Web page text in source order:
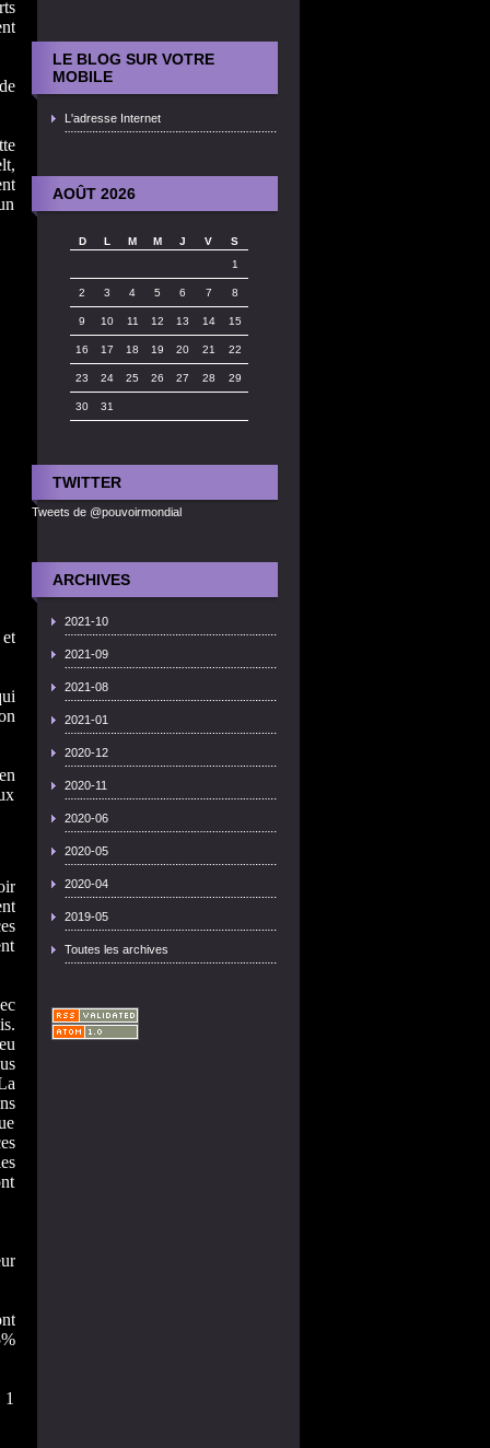
LE BLOG SUR VOTRE
MOBILE
L'adresse Internet
AOÛT 2026
D L M M J V
S
1
2 3 4 5 6 7 8
9 10 11 12 13 14 15
16 17 18 19 20 21 22
23 24 25 26 27 28 29
30 31
TWITTER
Tweets de @pouvoirmondial
ARCHIVES
2021-10
2021-09
2021-08
2021-01
2020-12
2020-11
2020-06
2020-05
2020-04
2019-05
Toutes les archives